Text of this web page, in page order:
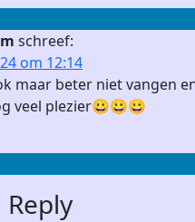
schreef:
om 12:14
maar beter niet vangen
veel plezier😀😀😀
Reply